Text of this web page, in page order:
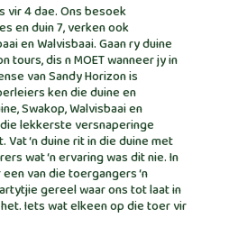
vir 4 dae. Ons besoek
en duin 7, verken ook
en Walvisbaai. Gaan ry duine
tours, dis n MOET wanneer jy in
van Sandy Horizon is
ken die duine en
Swakop, Walvisbaai en
lekkerste versnaperinge
‘n duine rit in die duine met
wat ‘n ervaring was dit nie. In
van die toergangers ‘n
gereel waar ons tot laat in
Iets wat elkeen op die toer vir